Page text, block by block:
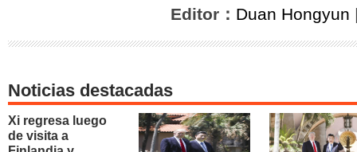
Editor： Duan Hongyun
Noticias destacadas
Xi regresa luego
de visita a